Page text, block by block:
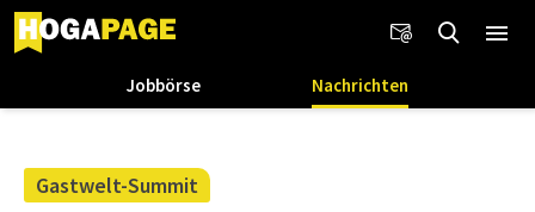
Jobbörse Nachrichten
Gastwelt-Summit